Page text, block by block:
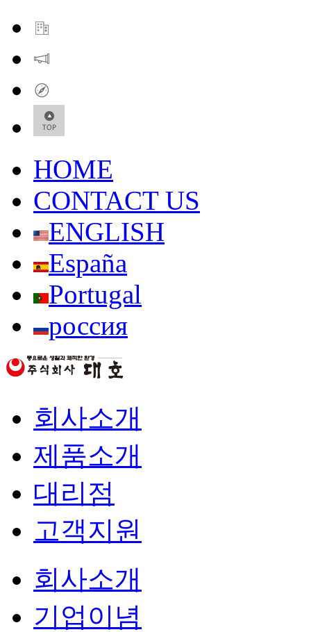
HOME
CONTACT US
ENGLISH
España
Portugal
россия
회사소개
제품소개
대리점
고객지원
회사소개
기업이념